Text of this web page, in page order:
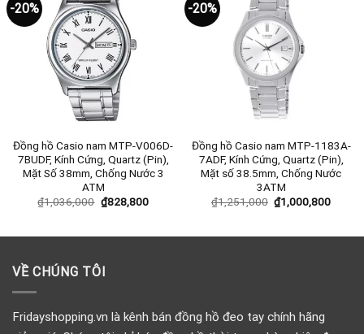
-20%
Đồng hồ Casio nam MTP-V006D-
7BUDF, Kính Cứng, Quartz (Pin),
Mặt Số 38mm, Chống Nước 3
ATM
₫1,036,000 ₫828,800
-20%
Đồng hồ Casio nam MTP-1183A-
7ADF, Kính Cứng, Quartz (Pin),
Mặt số 38.5mm, Chống Nước
3ATM
₫1,251,000 ₫1,000,800
VỀ CHÚNG TÔI
Fridayshopping.vn là kênh bán đồng hồ đeo tay chính hãng